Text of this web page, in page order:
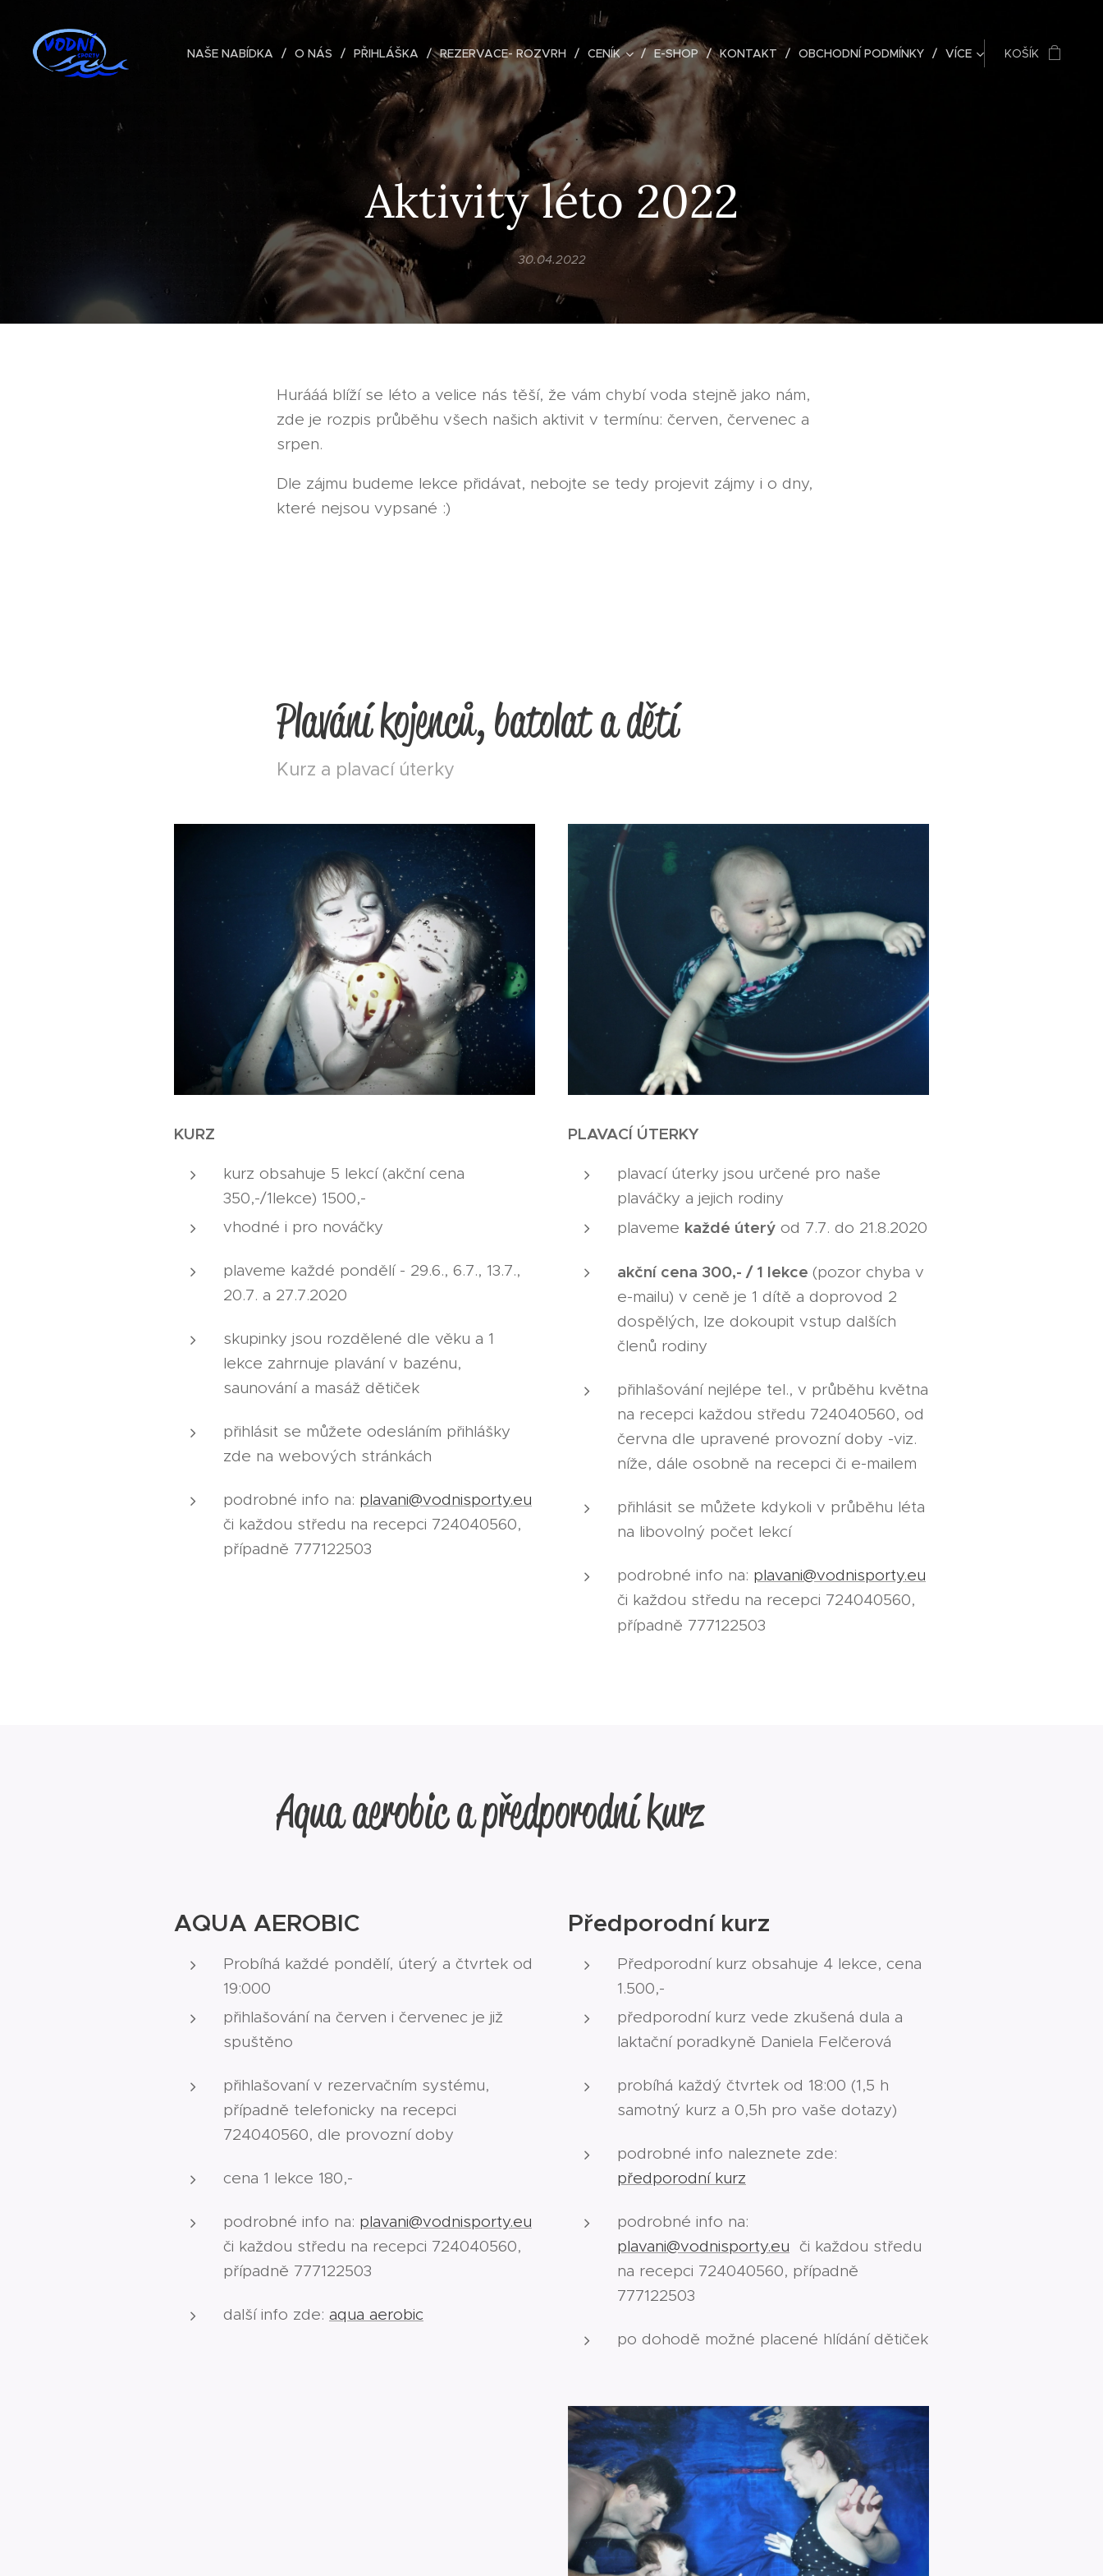
NAŠE NABÍDKA O NÁS PŘIHLÁŠKA REZERVACE- ROZVRH CENÍK E-SHOP KONTAKT OBCHODNÍ PODMÍNKY VÍCE KOŠÍK
Aktivity léto 2022
30.04.2022
Hurááá blíží se léto a velice nás těší, že vám chybí voda stejně jako nám,
zde je rozpis průběhu všech našich aktivit v termínu: červen, červenec a
srpen.
Dle zájmu budeme lekce přidávat, nebojte se tedy projevit zájmy i o dny,
které nejsou vypsané :)
Plavání kojenců, batolat a dětí
Kurz a plavací úterky
KURZ
kurz obsahuje 5 lekcí (akční cena
350,-/1lekce) 1500,-
vhodné i pro nováčky
plaveme každé pondělí - 29.6., 6.7., 13.7.,
20.7. a 27.7.2020
skupinky jsou rozdělené dle věku a 1
lekce zahrnuje plavání v bazénu,
saunování a masáž dětiček
přihlásit se můžete odesláním přihlášky
zde na webových stránkách
podrobné info na: plavani@vodnisporty.eu
či každou středu na recepci 724040560,
případně 777122503
PLAVACÍ ÚTERKY
plavací úterky jsou určené pro naše
plaváčky a jejich rodiny
plaveme každé úterý od 7.7. do 21.8.2020
akční cena 300,- / 1 lekce (pozor chyba v
e-mailu) v ceně je 1 dítě a doprovod 2
dospělých, lze dokoupit vstup dalších
členů rodiny
přihlašování nejlépe tel., v průběhu května
na recepci každou středu 724040560, od
června dle upravené provozní doby -viz.
níže, dále osobně na recepci či e-mailem
přihlásit se můžete kdykoli v průběhu léta
na libovolný počet lekcí
podrobné info na: plavani@vodnisporty.eu
či každou středu na recepci 724040560,
případně 777122503
Aqua aerobic a předporodní kurz
AQUA AEROBIC
Probíhá každé pondělí, úterý a čtvrtek od
19:000
přihlašování na červen i červenec je již
spuštěno
přihlašovaní v rezervačním systému,
případně telefonicky na recepci
724040560, dle provozní doby
cena 1 lekce 180,-
podrobné info na: plavani@vodnisporty.eu
či každou středu na recepci 724040560,
případně 777122503
další info zde: aqua aerobic
Předporodní kurz
Předporodní kurz obsahuje 4 lekce, cena
1.500,-
předporodní kurz vede zkušená dula a
laktační poradkyně Daniela Felčerová
probíhá každý čtvrtek od 18:00 (1,5 h
samotný kurz a 0,5h pro vaše dotazy)
podrobné info naleznete zde:
předporodní kurz
podrobné info na:
plavani@vodnisporty.eu či každou středu
na recepci 724040560, případně
777122503
po dohodě možné placené hlídání dětiček